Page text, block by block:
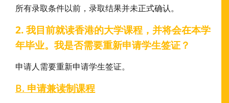
所有录取条件以前，录取结果并未正式确认。
2. 我目前就读香港的大学课程，并将会在本学
年毕业。我是否需要重新申请学生签证？
申请人需要重新申请学生签证。
B. 申请兼读制课程